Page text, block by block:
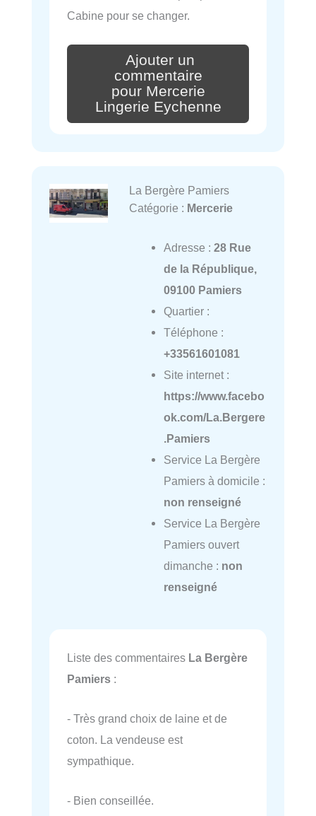
Cabine pour se changer.
Ajouter un
commentaire
pour Mercerie
Lingerie Eychenne
La Bergère Pamiers
Catégorie : Mercerie
Adresse : 28 Rue
de la République,
09100 Pamiers
Quartier :
Téléphone :
+33561601081
Site internet :
https://www.facebo
ok.com/La.Bergere
.Pamiers
Service La Bergère
Pamiers à domicile :
non renseigné
Service La Bergère
Pamiers ouvert
dimanche : non
renseigné
Liste des commentaires La Bergère
Pamiers :
- Très grand choix de laine et de
coton. La vendeuse est
sympathique.
- Bien conseillée.